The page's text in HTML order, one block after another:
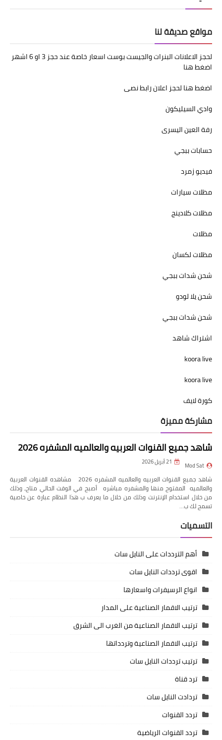
مواقع صديقة لنا
لحجز الاعلانات البنرات والجيست بوست اسعار خاصة عند حجز 3 او 6 اشهر
اضغط هنا
اضغط هنا لحجز اعلان رابط نصى
وادي السيليكون
رفة العين اليسرى
حسابات ببجي
فيديو زمرد
مظلات سيارات
مظلات كلادينج
مظلات
مظلات لكسان
شحن شدات ببجي
شحن يلا لودو
شحن شدات ببجي
اشتراك شاهد
koora live
koora live
كورة لايف
مشاركة مميزة
شاهد جميع القنوات العربيه والعالميه المشفره 2026
Mod Sat 21 أبريل 2026
شاهد جميع القنوات العربيه والعالميه المشفره 2026 مشاهده القنوات العربية
والعالميه المفتوح منها والمشفره مباشره أصبح في الوقت الحالي متاح، وذلك
من خلال استخدام الإنترنت وذلك من خلال ما يعرف ب هذا النظام عبارة عن خاصية
تسمح لك ب…
التسميات
أهم الترددات على النايل سات
اقوى ترددات النايل سات
انواع الرسيفرات واسعارها
ترتيب الاقمار الصناعية على المدار
ترتيب الاقمار الصناعية من الغرب الى الشرق
ترتيب الاقمار الصناعية وتردداتها
ترتيب ترددات النايل سات
ترد قناة
تردادت النايل سات
تردد القنوات
تردد القنوات الرياضية